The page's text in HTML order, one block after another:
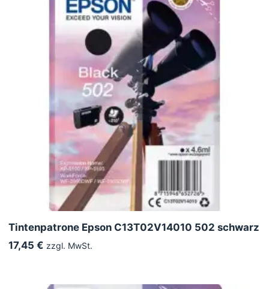
Tintenpatrone Epson C13T02V14010 502 schwarz
17,45 € zzgl. MwSt.